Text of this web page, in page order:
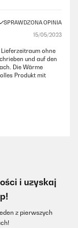
SPRAWDZONA OPINIA
15/05/2023
ohne
und auf den
Die Wärme
Produkt mit
i uzyskaj
z pierwszych